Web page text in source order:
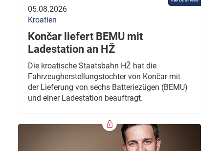
05.08.2026
Kroatien
Končar liefert BEMU mit
Ladestation an HŽ
Die kroatische Staatsbahn HŽ hat die
Fahrzeugherstellungstochter von Končar mit
der Lieferung von sechs Batteriezügen (BEMU)
und einer Ladestation beauftragt.